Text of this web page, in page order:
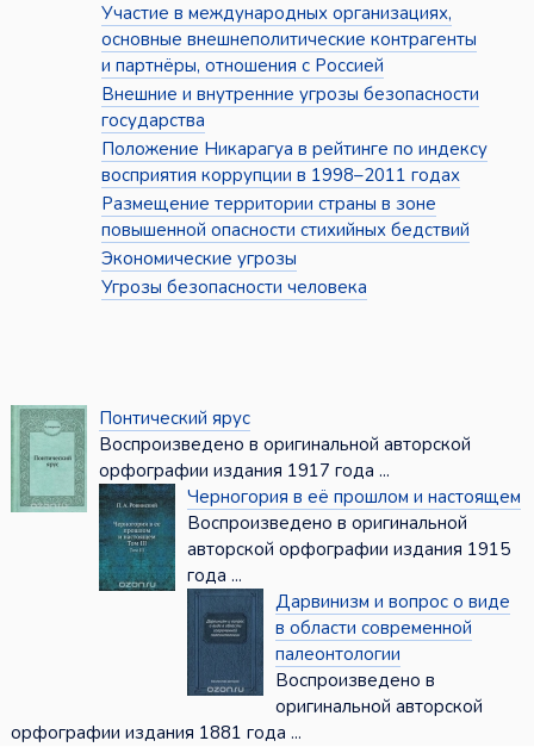
Участие в международных организациях,
основные внешнеполитические контрагенты
и партнёры, отношения с Россией
Внешние и внутренние угрозы безопасности
государства
Положение Никарагуа в рейтинге по индексу
восприятия коррупции в 1998–2011 годах
Размещение территории страны в зоне
повышенной опасности стихийных бедствий
Экономические угрозы
Угрозы безопасности человека
Понтический ярус
Воспроизведено в оригинальной авторской
орфографии издания 1917 года ...
Черногория в её прошлом и настоящем
Воспроизведено в оригинальной
авторской орфографии издания 1915
года ...
Дарвинизм и вопрос о виде
в области современной
палеонтологии
Воспроизведено в
оригинальной авторской
орфографии издания 1881 года ...